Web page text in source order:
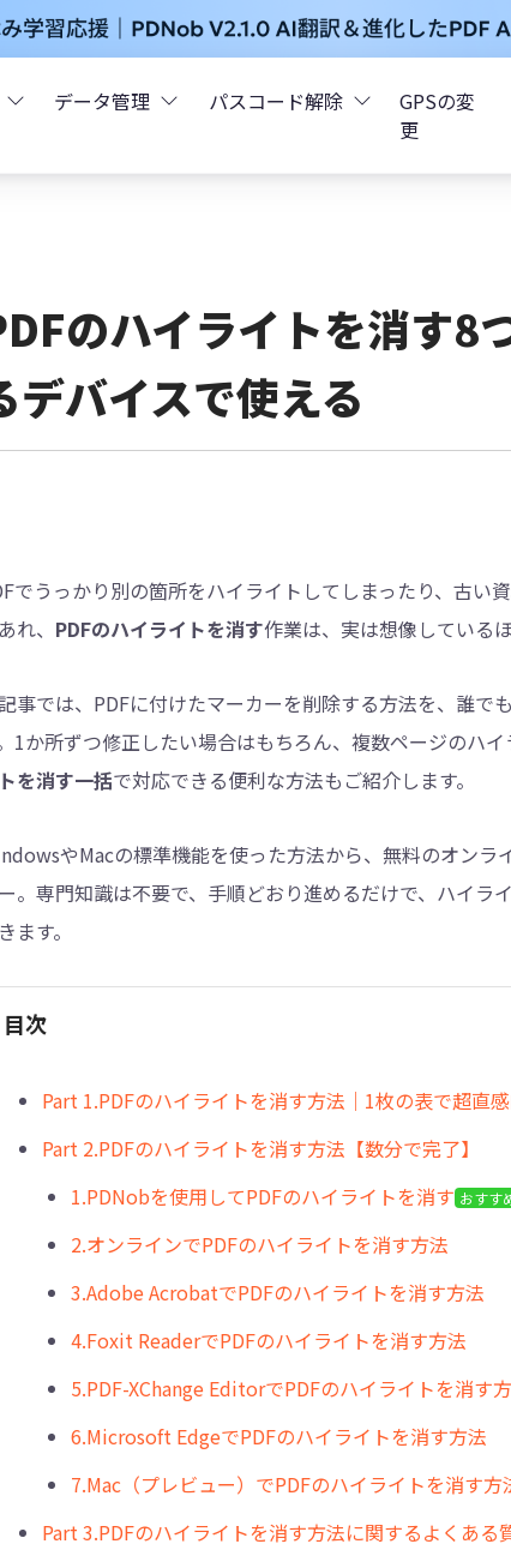
タ復元
復元
- iTunes不具合修復
Boot Genius
データ管理
iCareFone - AndroidとiOS間でデータ転送
iCareFone - WhatsAppデータ転送
4DDiG - 重複ファイル検索・削除
Tenorshare Cleamio - Mac重複ファイル検
パスコード解除
4MeKey - アクティベー
4uKey - iOSパスワード管理
4uKey - Android画面ロッ
GPSの変
更
のハイライトを消す8
デバイスで使える
でうっかり別の箇所をハイライトしてしまったり、古
れ、 PDFのハイライトを消す作業は、実は想像している
事では、PDFに付けたマーカーを削除する方法を、誰で
1か所ずつ修正したい場合はもちろん、複数ページのハイ
を消す一括で対応できる便利な方法もご紹介します。
やMacの標準機能を使った方法から、無料のオン
。専門知識は不要で、手順どおり進めるだけで、ハイラ
ます。
目次
Part 1.PDFのハイライトを消す方法｜1枚の表で超直感
Part 2.PDFのハイライトを消す方法【数分で完了】
1.PDNobを使用してPDFのハイライトを消す おすす
2.オンラインでPDFのハイライトを消す方法
3.Adobe AcrobatでPDFのハイライトを消す方法
4.Foxit ReaderでPDFのハイライトを消す方法
5.PDF-XChange EditorでPDFのハイライトを消す
6.Microsoft EdgeでPDFのハイライトを消す方法
7.Mac（プレビュー）でPDFのハイライトを消す方
Part 3.PDFのハイライトを消す方法に関するよくある質